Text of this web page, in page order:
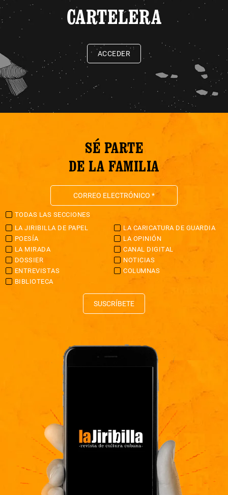
CARTELERA
ACCEDER
SÉ PARTE
DE LA FAMILIA
TODAS LAS SECCIONES
LA JIRIBILLA DE PAPEL
LA CARICATURA DE GUARDIA
POESÍA
LA OPINIÓN
LA MIRADA
CANAL DIGITAL
DOSSIER
NOTICIAS
ENTREVISTAS
COLUMNAS
BIBLIOTECA
SUSCRÍBETE